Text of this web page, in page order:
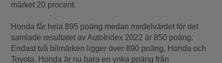
märket 20 procent.
Honda får hela 895 poäng medan medelvärdet för det
samlade resultatet av AutoIndex 2022 är 850 poäng.
Endast två bilmärken ligger över 890 poäng, Honda och
Toyota. Honda är nu bara en ynka poäng från